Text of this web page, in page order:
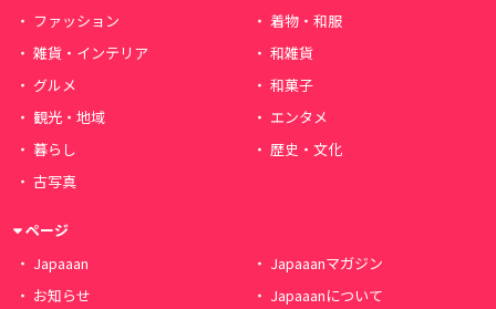
ファッション
着物・和服
雑貨・インテリア
和雑貨
グルメ
和菓子
観光・地域
エンタメ
暮らし
歴史・文化
古写真
ページ
Japaaan
Japaaanマガジン
お知らせ
Japaaanについて